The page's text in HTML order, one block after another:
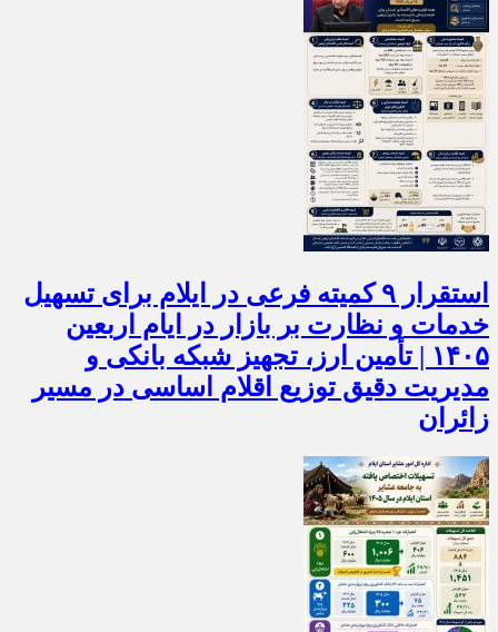
استقرار ۹ کمیته فرعی در ایلام برای تسهیل
خدمات و نظارت بر بازار در ایام اربعین
۱۴۰۵ | تأمین ارز، تجهیز شبکه بانکی و
مدیریت دقیق توزیع اقلام اساسی در مسیر
زائران